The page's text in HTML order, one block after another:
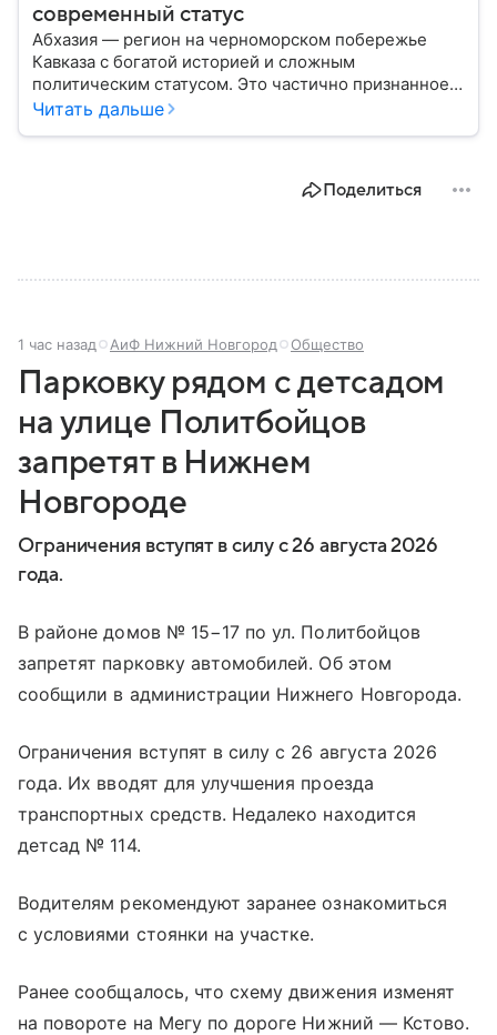
современный статус
Абхазия — регион на черноморском побережье
Кавказа с богатой историей и сложным
политическим статусом. Это частично признанное
государство, независимость которого признают
Приднестровье. Вануату и Тувалу — отозвали
правительством и политическими институтами.
Читать дальше
Поделиться
1 час назад АиФ Нижний Новгород Общество
Парковку рядом с детсадом
на улице Политбойцов
запретят в Нижнем
Новгороде
Ограничения вступят в силу с 26 августа 2026
года.
В районе домов № 15−17 по ул. Политбойцов
запретят парковку автомобилей. Об этом
сообщили в администрации Нижнего Новгорода.
Ограничения вступят в силу с 26 августа 2026
года. Их вводят для улучшения проезда
транспортных средств. Недалеко находится
детсад № 114.
Водителям рекомендуют заранее ознакомиться
с условиями стоянки на участке.
Ранее сообщалось, что схему движения изменят
на повороте на Мегу по дороге Нижний — Кстово.